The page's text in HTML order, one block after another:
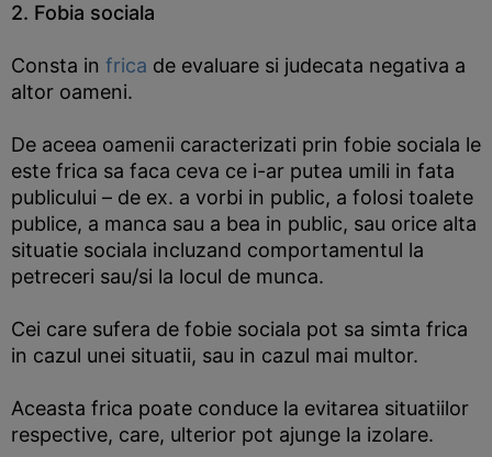
2. Fobia sociala
Consta in frica de evaluare si judecata negativa a
altor oameni.
De aceea oamenii caracterizati prin fobie sociala le
este frica sa faca ceva ce i-ar putea umili in fata
publicului – de ex. a vorbi in public, a folosi toalete
publice, a manca sau a bea in public, sau orice alta
situatie sociala incluzand comportamentul la
petreceri sau/si la locul de munca.
Cei care sufera de fobie sociala pot sa simta frica
in cazul unei situatii, sau in cazul mai multor.
Aceasta frica poate conduce la evitarea situatiilor
respective, care, ulterior pot ajunge la izolare.